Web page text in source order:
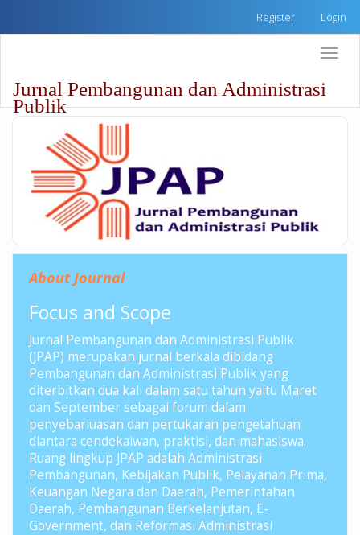
Main
Navigation
Content
Sidebar
Register Login
Toggle
Jurnal Pembangunan dan Administrasi
Publik
About Journal
Focus and Scope
Jurnal Pembangunan dan Administrasi Publik
(JPAP) merupakan jurnal berkala dibidang
Pembangunan dan Administrasi Publik yang
diterbitkan dua kali dalam satu tahun yaitu Maret
dan September sebagai forum dalam
penyebarluasan dan pertukaran pengetahuan
diantara cendekaiwan, praktisi, dan mahasiswa.
Ruang lingkup JPAP adalah Administrasi
Pembangunan, Kebijakan Publik, Pelayanan Prima,
Keuangan Negara dan Daerah, Pemerintahan
Daerah, Pembangunan Berkelanjutan, E-
Government, dan Reformasi Administrasi